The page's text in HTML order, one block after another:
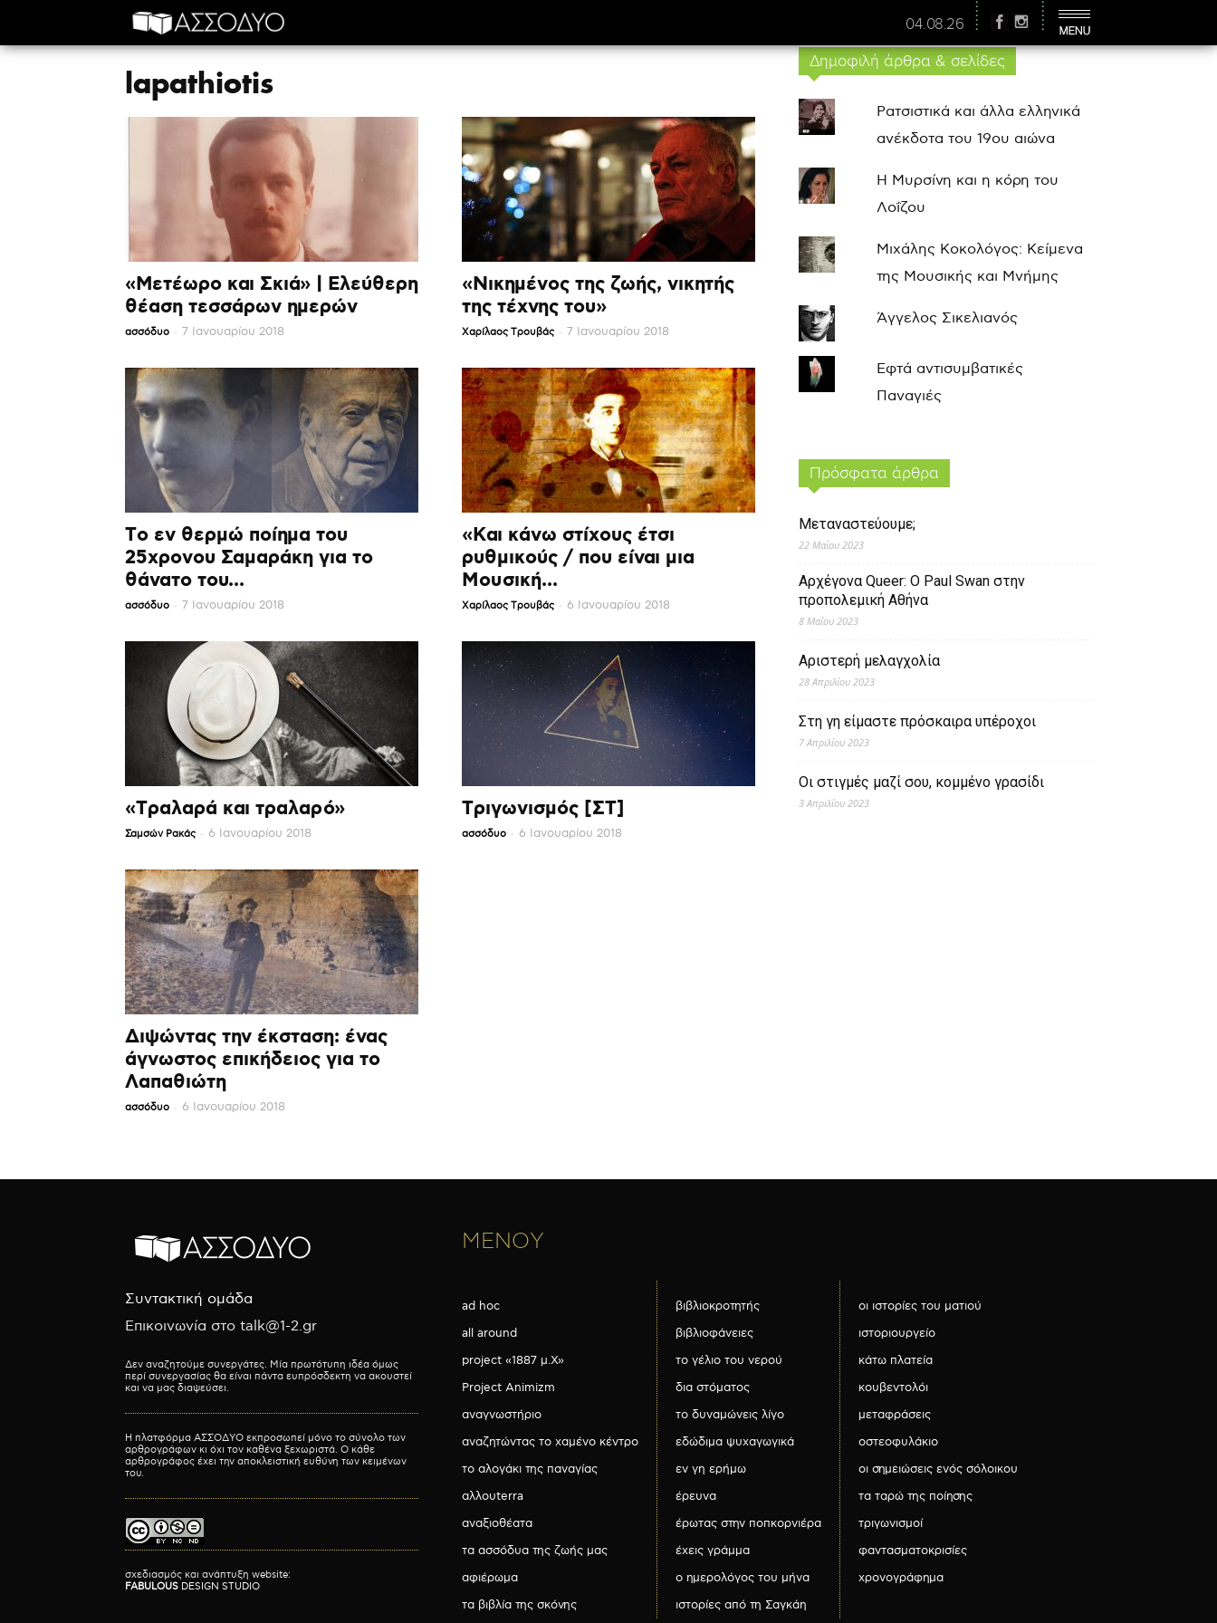
04.08.26
Αρχική lapathiotis
lapathiotis
«Μετέωρο και Σκιά» | Ελεύθερη
θέαση τεσσάρων ημερών
ασσόδυο - 7 Ιανουαρίου 2018
«Νικημένος της ζωής, νικητής
της τέχνης του»
Χαρίλαος Τρουβάς - 7 Ιανουαρίου 2018
Το εν θερμώ ποίημα του
25χρονου Σαμαράκη για το
θάνατο του...
ασσόδυο - 7 Ιανουαρίου 2018
«Και κάνω στίχους έτσι
ρυθμικούς / που είναι μια
Μουσική...
Χαρίλαος Τρουβάς - 6 Ιανουαρίου 2018
«Τραλαρά και τραλαρό»
Σαμσών Ρακάς - 6 Ιανουαρίου 2018
Τριγωνισμός [ΣΤ]
ασσόδυο - 6 Ιανουαρίου 2018
Διψώντας την έκσταση: ένας
άγνωστος επικήδειος για το
Λαπαθιώτη
ασσόδυο - 6 Ιανουαρίου 2018
Δημοφιλή άρθρα & σελίδες
Ρατσιστικά και άλλα ελληνικά
ανέκδοτα του 19ου αιώνα
Η Μυρσίνη και η κόρη του
Λοΐζου
Μιχάλης Κοκολόγος: Κείμενα
της Μουσικής και Μνήμης
Άγγελος Σικελιανός
Εφτά αντισυμβατικές
Παναγιές
Πρόσφατα άρθρα
Μεταναστεύουμε;
22 Μαΐου 2023
Αρχέγονα Queer: O Paul Swan στην
προπολεμική Αθήνα
8 Μαΐου 2023
Αριστερή μελαγχολία
28 Απριλίου 2023
Στη γη είμαστε πρόσκαιρα υπέροχοι
7 Απριλίου 2023
Οι στιγμές μαζί σου, κομμένο γρασίδι
3 Απριλίου 2023
Συντακτική ομάδα
Επικοινωνία στο talk@1-2.gr
Δεν αναζητούμε συνεργάτες. Μία πρωτότυπη ιδέα όμως
περί συνεργασίας θα είναι πάντα ευπρόσδεκτη να ακουστεί
και να μας διαψεύσει.
Η πλατφόρμα ΑΣΣΟΔΥΟ εκπροσωπεί μόνο το σύνολο των
αρθρογράφων κι όχι τον καθένα ξεχωριστά. Ο κάθε
αρθρογράφος έχει την αποκλειστική ευθύνη των κειμένων
του.
σχεδιασμός και ανάπτυξη website:
FABULOUS DESIGN STUDIO
ΜΕΝΟΥ
ad hoc
all around
project «1887 μ.Χ»
Project Animizm
αναγνωστήριο
αναζητώντας το χαμένο κέντρο
το αλογάκι της παναγίας
αλλουterra
αναξιοθέατα
τα ασσόδυα της ζωής μας
αφιέρωμα
τα βιβλία της σκόνης
βιβλιοκροτητής
βιβλιοφάνειες
το γέλιο του νερού
δια στόματος
το δυναμώνεις λίγο
εδώδιμα ψυχαγωγικά
εν γη ερήμω
έρευνα
έρωτας στην ποπκορνιέρα
έχεις γράμμα
ο ημερολόγος του μήνα
ιστορίες από τη Σαγκάη
οι ιστορίες του ματιού
ιστοριουργείο
κάτω πλατεία
κουβεντολόι
μεταφράσεις
οστεοφυλάκιο
οι σημειώσεις ενός σόλοικου
τα ταρώ της ποίησης
τριγωνισμοί
φαντασματοκρισίες
χρονογράφημα